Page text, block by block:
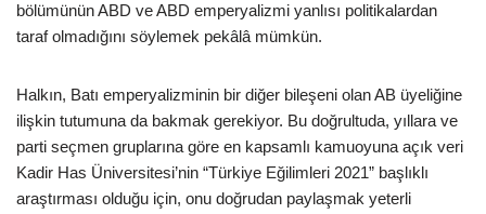
bölümünün ABD ve ABD emperyalizmi yanlısı politikalardan
taraf olmadığını söylemek pekâlâ mümkün.
Halkın, Batı emperyalizminin bir diğer bileşeni olan AB üyeliğine
ilişkin tutumuna da bakmak gerekiyor. Bu doğrultuda, yıllara ve
parti seçmen gruplarına göre en kapsamlı kamuoyuna açık veri
Kadir Has Üniversitesi’nin “Türkiye Eğilimleri 2021” başlıklı
araştırması olduğu için, onu doğrudan paylaşmak yeterli